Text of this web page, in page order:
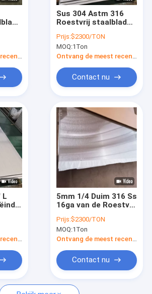
Ontvang de meest recente Prijs
Sus 304 Astm 316
Roestvrij staalblad
Plaat van het Boot
de Dunne Roestvrije
staal
Prijs:$2300/TON
MOQ:1Ton
Ontvang de meest recente Prijs
Contact nu
L
Ontvang de meest recente Prijs
5mm 1/4 Duim 316 Ss
16ga van de Roestvrij
GA Roestvrij
staalblad
Prijs:$2300/TON
MOQ:1Ton
Ontvang de meest recente Prijs
Contact nu